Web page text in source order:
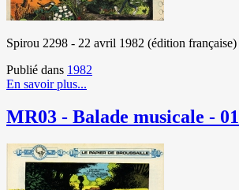
Spirou 2298 - 22 avril 1982 (édition française)
Publié dans 1982
En savoir plus...
MR03 - Balade musicale - 01